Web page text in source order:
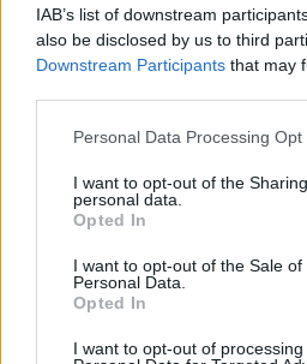
IAB’s list of downstream
also be disclosed by us to third
Downstream Participants that may
Please note that this website/app
not limited to your visit or usage
grant or deny consent to Google
use your data for below specified
consent section.
Personal Data Processing Opt
I want to opt-out of the
personal data.
Opted In
I want to opt-out of the Sale of
Personal Data.
Opted In
I want to opt-out of processing